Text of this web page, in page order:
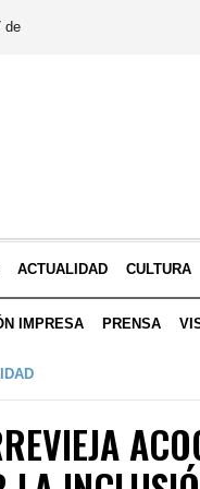
de
ACTUALIDAD CULTURA
IMPRESA PRENSA